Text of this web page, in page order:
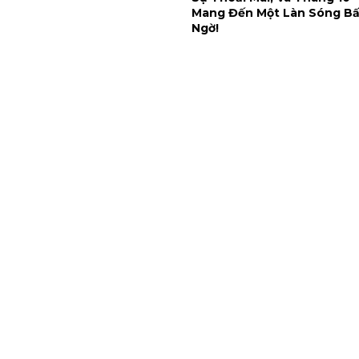
Mang Đến Một Làn Sóng
Ngờ!